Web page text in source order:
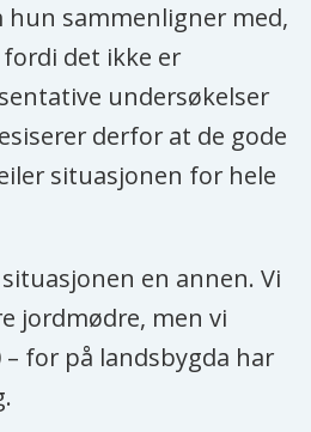
hun sammenligner med,
det ikke er
undersøkelser
derfor at de gode
situasjonen for hele
en annen. Vi
jordmødre, men vi
for på landsbygda har